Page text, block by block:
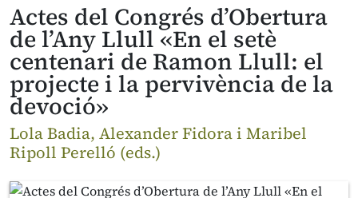
Actes del Congrés d’Obertura
de l’Any Llull «En el setè
centenari de Ramon Llull: el
projecte i la pervivència de la
devoció»
Lola Badia, Alexander Fidora i Maribel
Ripoll Perelló (eds.)